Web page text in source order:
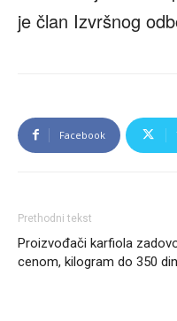
je član Izvršnog
Facebook
Prethodni tekst
Proizvođači karfiola
cenom, kilogram do 350